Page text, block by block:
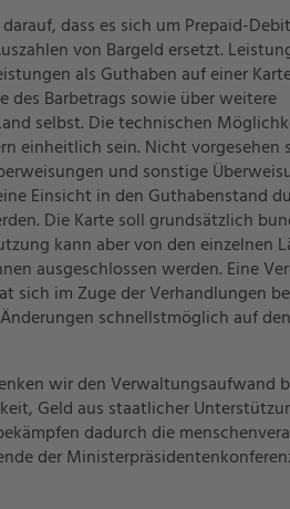
dass es sich um Prepaid-
von Bargeld ersetzt.
als Guthaben auf einer
des Barbetrags sowie über weitere
selbst. Die technischen
einheitlich sein. Nicht vorgesehen
und sonstige
Einsicht in den Guthabenstand
Die Karte soll grundsätzlich
kann aber von den einzelnen
ausgeschlossen werden. Eine
sich im Zuge der Verhandlungen
schnellstmöglich auf
wir den Verwaltungsaufwand
Geld aus staatlicher
dadurch die
der